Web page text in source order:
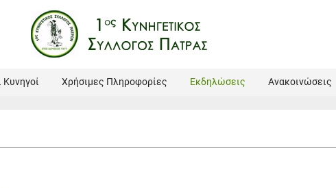
Κυνηγοί Χρήσιμες Πληροφορίες Εκδηλώσεις Ανακοινώσεις